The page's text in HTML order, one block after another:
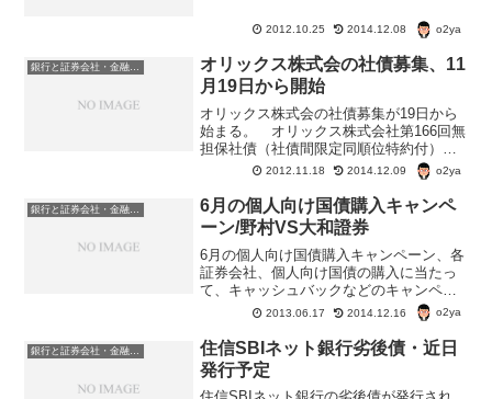
理人の給与振込口座も大光銀行だったり
して。正式名称は『株式会社大光銀行 第
２回 期限前償還条項付...
2012.10.25 2014.12.08 o2ya
銀行と証券会社・金融商品
オリックス株式会の社債募集、11
月19日から開始
オリックス株式会の社債募集が19日から
始まる。 オリックス株式会社第166回無
担保社債（社債間限定同順位特約付）の
概要格付 A（R&I）利率（年/税引前）
0.725%お申し込み単位 額面100万円以
上、100万円単位当社募集期間 11/1...
2012.11.18 2014.12.09 o2ya
6月の個人向け国債購入キャンペ
ーン/野村VS大和證券
6月の個人向け国債購入キャンペーン、各
証券会社、個人向け国債の購入に当たっ
て、キャッシュバックなどのキャンペー
ンを行っている。 さて、2大証券であ
る、野村證券・大和證券の個人向け国債
購入キャンペーンの内容について調べて
みた。 また、いずれも...
2013.06.17 2014.12.16 o2ya
住信SBIネット銀行劣後債・近日
発行予定